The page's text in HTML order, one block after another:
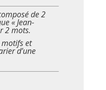
de 2
« Jean-
2 mots.
et
d’une